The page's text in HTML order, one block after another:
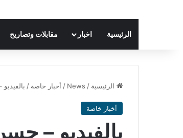
الرئيسية اخبار مقابلات وتصاريح
الرئيسية /
News
/ أخبار خاصة /
أخبار خاصة
بالفيديو –